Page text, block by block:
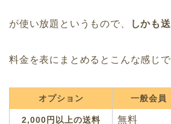
が使い放題というもので、 しかも
料金を表にまとめるとこんな感じで
オプション 一般会員
2,000円以上の送料 無料